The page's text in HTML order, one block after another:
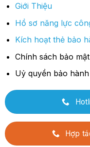
Giới Thiệu
Hồ sơ năng lực
Kích hoạt thẻ bảo
Chính sách bảo mật
Uỷ quyền bảo
Hợp